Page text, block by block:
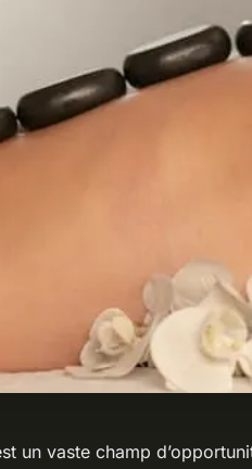
un vaste champ